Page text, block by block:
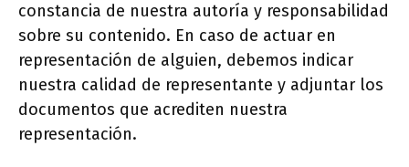
constancia de nuestra autoría y responsabilidad
sobre su contenido. En caso de actuar en
representación de alguien, debemos indicar
nuestra calidad de representante y adjuntar los
documentos que acrediten nuestra
representación.